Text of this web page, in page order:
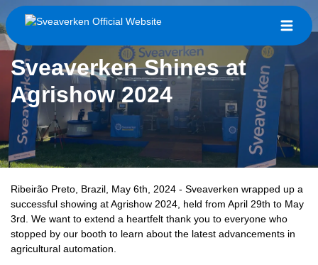
Sveaverken Shines at
Agrishow 2024
Ribeirão Preto, Brazil, May 6th, 2024 - Sveaverken wrapped up a
successful showing at Agrishow 2024, held from April 29th to May
3rd. We want to extend a heartfelt thank you to everyone who
stopped by our booth to learn about the latest advancements in
agricultural automation.